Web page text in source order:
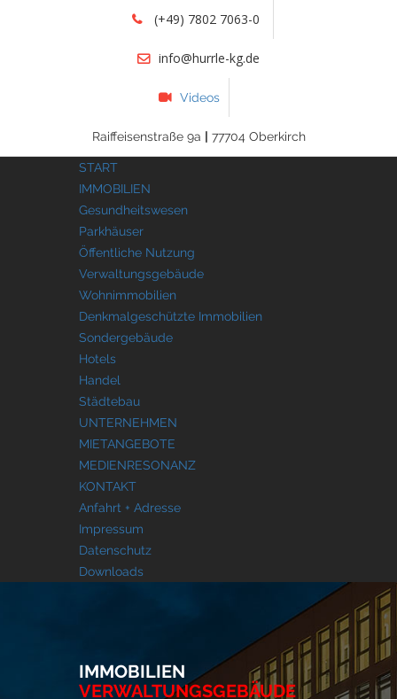
(+49) 7802 7063-0
info@hurrle-kg.de
Videos
Raiffeisenstraße 9a | 77704 Oberkirch
START
IMMOBILIEN
Gesundheitswesen
Parkhäuser
Öffentliche Nutzung
Verwaltungsgebäude
Wohnimmobilien
Denkmalgeschützte Immobilien
Sondergebäude
Hotels
Handel
Städtebau
UNTERNEHMEN
MIETANGEBOTE
MEDIENRESONANZ
KONTAKT
Anfahrt + Adresse
Impressum
Datenschutz
Downloads
IMMOBILIEN
VERWALTUNGSGEBÄUDE